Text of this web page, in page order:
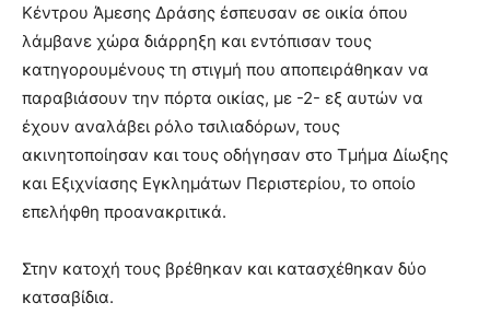
Κέντρου Άμεσης Δράσης έσπευσαν σε οικία όπου
λάμβανε χώρα διάρρηξη και εντόπισαν τους
κατηγορουμένους τη στιγμή που αποπειράθηκαν να
παραβιάσουν την πόρτα οικίας, με -2- εξ αυτών να
έχουν αναλάβει ρόλο τσιλιαδόρων, τους
ακινητοποίησαν και τους οδήγησαν στο Τμήμα Δίωξης
και Εξιχνίασης Εγκλημάτων Περιστερίου, το οποίο
επελήφθη προανακριτικά.
Στην κατοχή τους βρέθηκαν και κατασχέθηκαν δύο
κατσαβίδια.